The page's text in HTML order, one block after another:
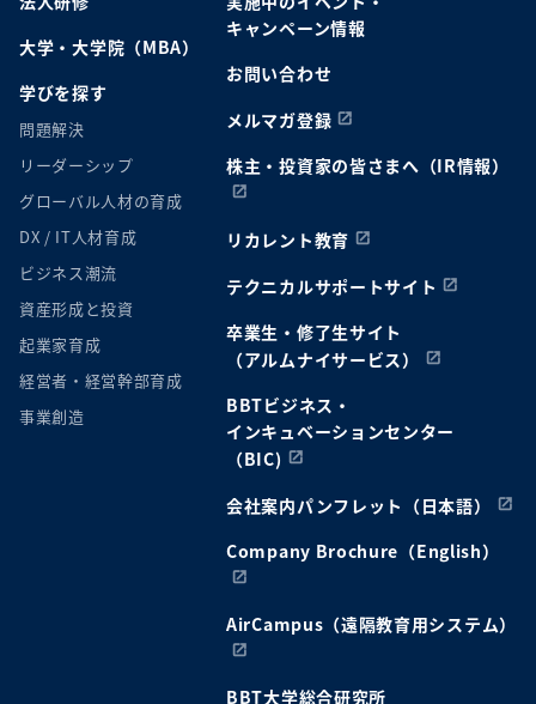
大学・大学院（MBA）
学びを探す
問題解決
リーダーシップ
グローバル人材の育成
DX / IT人材育成
ビジネス潮流
資産形成と投資
起業家育成
経営者・経営幹部育成
事業創造
キャンペーン情報
お問い合わせ
メルマガ登録
株主・投資家の皆さまへ（IR情報）
リカレント教育
テクニカルサポートサイト
卒業生・修了生サイト
（アルムナイサービス）
BBTビジネス・
インキュベーションセンター
（BIC)
会社案内パンフレット（日本語）
Company Brochure（English）
AirCampus（遠隔教育用システム）
BBT大学総合研究所